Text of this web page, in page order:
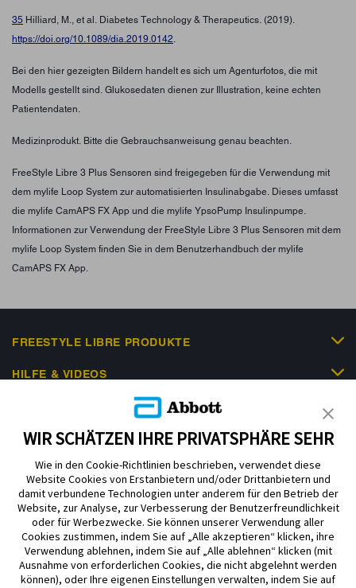
35 Hilliard, M., et al. Diabetes Technology & Therapeutics. (2019).
https://doi.org/10.1089/dia.2019.0142.
Bei den hier gezeigten Bildern handelt es sich um Agenturfotos, die mit
Modells gestellt sind. Glukosedaten dienen zur Illustration, keine echten
Patientendaten.
Medizinprodukt. Bitte die Gebrauchsanweisung genau beachten.
FreeStyle Libre 3 Plus Sensoren sind freigegeben für die Verwendung mit
dem mylife Loop System zur automatisierten Insulinabgabe. Dieses umfasst
die mylife CamAPS FX App und die mylife YpsoPump Insulinpumpe.
Informationen zur Verwendung der FreeStyle Libre 3 Plus Sensoren mit dem
mylife Loop System finden Sie in dem Benutzerhandbuch der mylife
CamAPS FX App.
FREESTYLE LIBRE PRODUKTE
HILFE & VIDEOS
Impressum Nutzungsbedingungen
Datenschutzerklärung
Cookie Richtlinie
Barrierefreiheitserklärung
WIR SCHÄTZEN IHRE PRIVATSPHÄRE SEHR
Wie in den Cookie-Richtlinien beschrieben, verwendet diese
Website Cookies von Erstanbietern und/oder Drittanbietern und
damit verbundene Technologien unter anderem für den Betrieb der
Website, zur Analyse, zur Verbesserung der Benutzerfreundlichkeit
oder für Werbezwecke. Sie können unserer Verwendung aller
Cookies zustimmen, indem Sie auf „Alle akzeptieren“ klicken, ihre
Verwendung ablehnen, indem Sie auf „Alle ablehnen“ klicken (mit
Ausnahme von erforderlichen Cookies, die nicht abgelehnt werden
können), oder Ihre eigenen Einstellungen verwalten, indem Sie auf